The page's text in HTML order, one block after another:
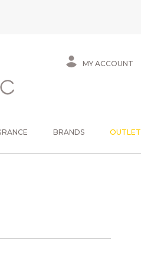
MY ACCOUNT
BRANDS OUTLET